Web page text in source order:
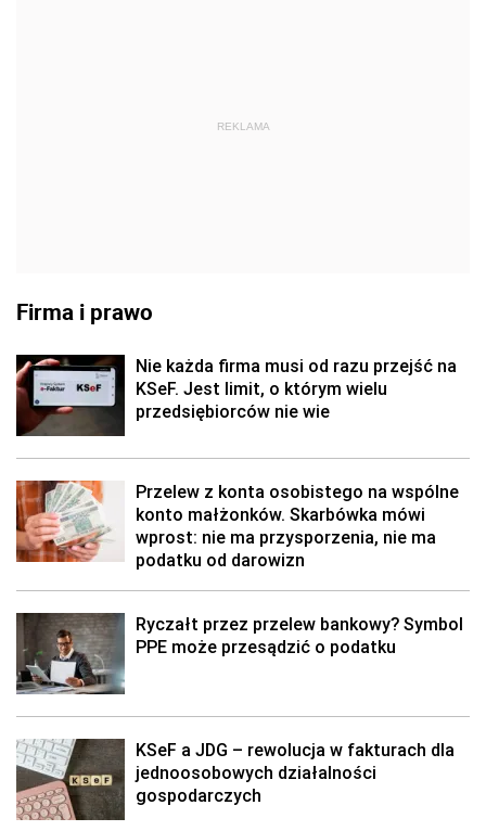
REKLAMA
Firma i prawo
Nie każda firma musi od razu przejść na
KSeF. Jest limit, o którym wielu
przedsiębiorców nie wie
Przelew z konta osobistego na wspólne
konto małżonków. Skarbówka mówi
wprost: nie ma przysporzenia, nie ma
podatku od darowizn
Ryczałt przez przelew bankowy? Symbol
PPE może przesądzić o podatku
KSeF a JDG – rewolucja w fakturach dla
jednoosobowych działalności
gospodarczych